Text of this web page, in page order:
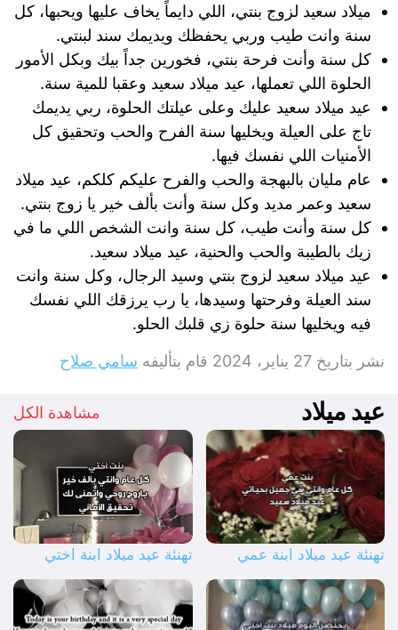
ميلاد سعيد لزوج بنتي، اللي دايماً يخاف عليها ويحبها، كل
سنة وانت طيب وربي يحفظك ويديمك سند لبنتي.
كل سنة وأنت فرحة بنتي، فخورين جداً بيك وبكل الأمور
الحلوة اللي تعملها، عيد ميلاد سعيد وعقبا للمية سنة.
عيد ميلاد سعيد عليك وعلى عيلتك الحلوة، ربي يديمك
تاج على العيلة ويخليها سنة الفرح والحب وتحقيق كل
الأمنيات اللي نفسك فيها.
عام مليان بالبهجة والحب والفرح عليكم كلكم، عيد ميلاد
سعيد وعمر مديد وكل سنة وأنت بألف خير يا زوج بنتي.
كل سنة وأنت طيب، كل سنة وانت الشخص اللي ما في
زيك بالطيبة والحب والحنية، عيد ميلاد سعيد.
عيد ميلاد سعيد لزوج بنتي وسيد الرجال، وكل سنة وانت
سند العيلة وفرحتها وسيدها، يا رب يرزقك اللي نفسك
فيه ويخليها سنة حلوة زي قلبك الحلو.
نشر بتاريخ 27 يناير، 2024 قام بتأليفه سامي صلاح
عيد ميلاد مشاهدة الكل
تهنئة عيد ميلاد ابنة عمي تهنئة عيد ميلاد ابنة اختي